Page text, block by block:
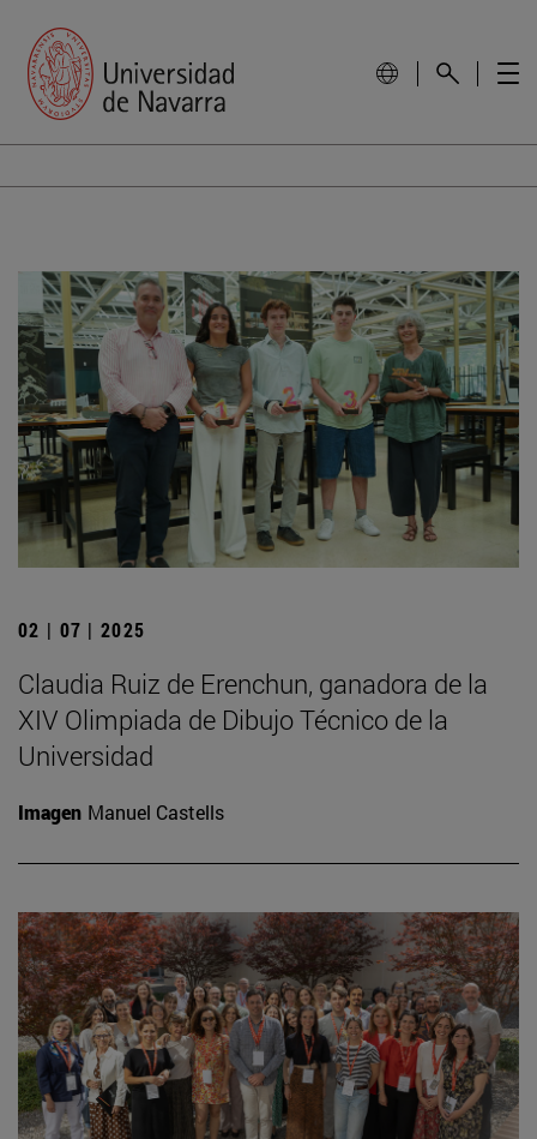
02 | 07 | 2025
Claudia Ruiz de Erenchun, ganadora de la
XIV Olimpiada de Dibujo Técnico de la
Universidad
Imagen Manuel Castells